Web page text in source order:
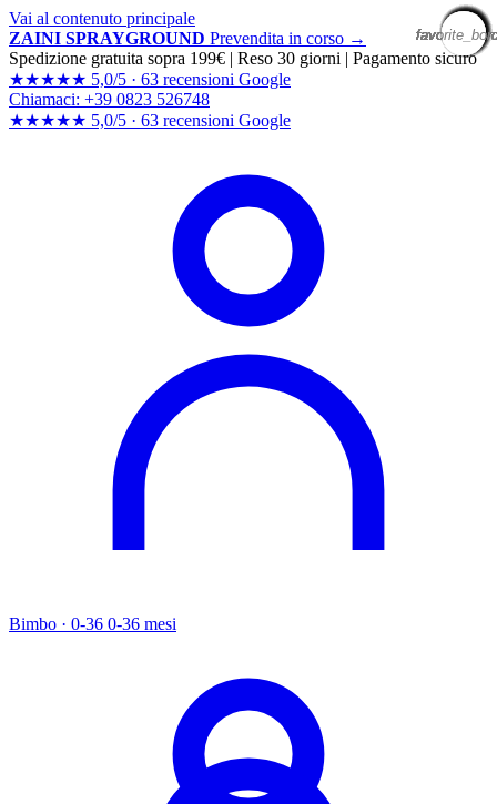
Vai al contenuto principale
ZAINI SPRAYGROUND Prevendita in corso →
Spedizione gratuita sopra 199€ | Reso 30 giorni | Pagamento sicuro
★★★★★ 5,0/5 · 63 recensioni Google
Chiamaci: +39 0823 526748
★★★★★ 5,0/5 · 63 recensioni Google
Bimbo · 0-36 0-36 mesi